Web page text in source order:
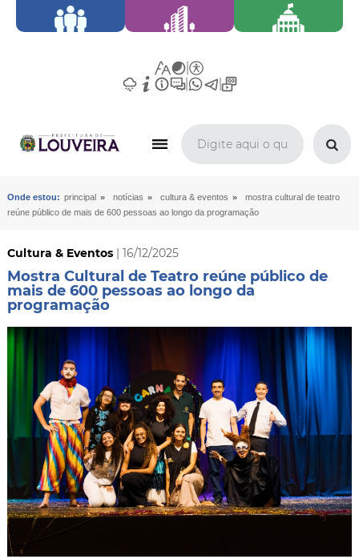
Onde estou: principal » notícias » cultura & eventos »
mostra cultural de teatro
reúne público de mais de 600 pessoas ao longo da programação
Cultura & Eventos| 16/12/2025
Mostra Cultural de Teatro reúne público de
mais de 600 pessoas ao longo da
programação